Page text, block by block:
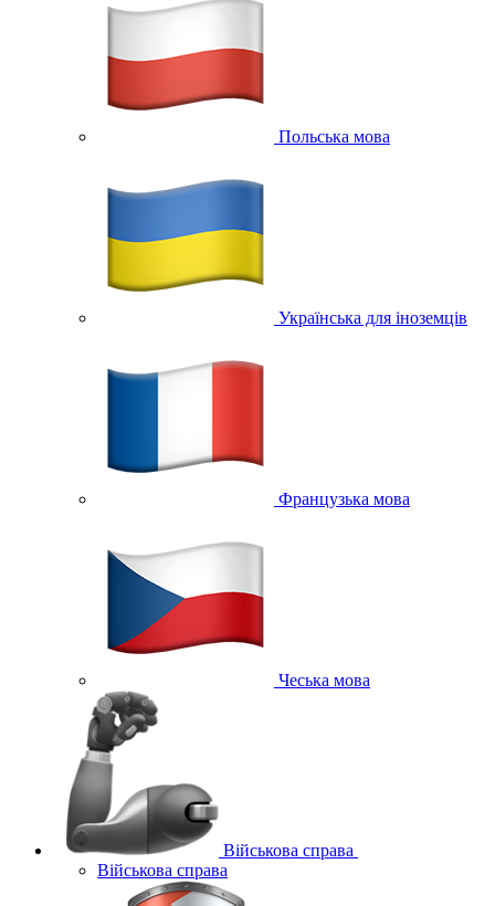
Польська мова
Українська для іноземців
Французька мова
Чеська мова
Військова справа
Військова справа